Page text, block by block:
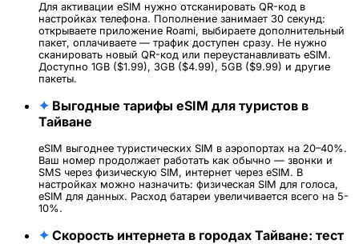
Для активации eSIM нужно отсканировать QR-код в
настройках телефона. Пополнение занимает 30 секунд:
открываете приложение Roami, выбираете дополнительный
пакет, оплачиваете — трафик доступен сразу. Не нужно
сканировать новый QR-код или переустанавливать eSIM.
Доступно 1GB ($1.99), 3GB ($4.99), 5GB ($9.99) и другие
пакеты.
✦ Выгодные тарифы eSIM для туристов в
Тайване
eSIM выгоднее туристических SIM в аэропортах на 20–40%.
Ваш номер продолжает работать как обычно — звонки и
SMS через физическую SIM, интернет через eSIM. В
настройках можно назначить: физическая SIM для голоса,
eSIM для данных. Расход батареи увеличивается всего на 5-
10%.
✦ Скорость интернета в городах Тайване: тест